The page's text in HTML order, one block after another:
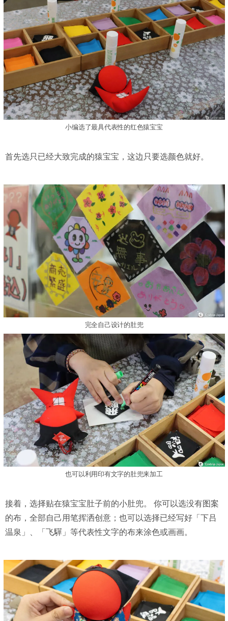
小编选了最具代表性的红色猿宝宝
首先选只已经大致完成的猿宝宝，这边只要选颜色就好。
完全自己设计的肚兜
也可以利用印有文字的肚兜来加工
接着，选择贴在猿宝宝肚子前的小肚兜。 你可以选没有图案
的布，全部自己用笔挥洒创意；也可以选择已经写好「下吕
温泉」、「飞驒」等代表性文字的布来涂色或画画。